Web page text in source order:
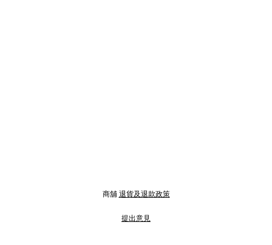
商舖 退貨及退款政策
提出意見